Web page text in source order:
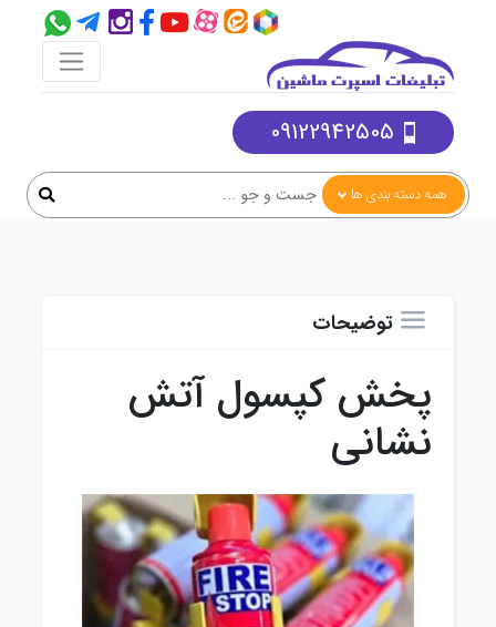
09122942505
همه دسته بندی ها
توضیحات
پخش کپسول آتش
نشانی